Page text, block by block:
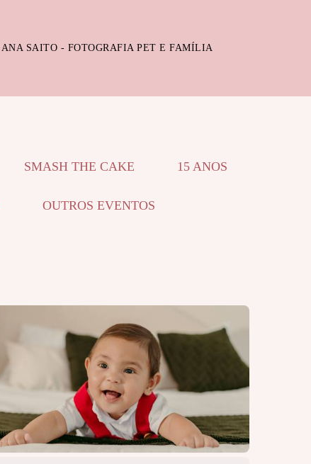
ANA SAITO - FOTOGRAFIA PET E FAMÍLIA
SMASH THE CAKE 15 ANOS
OUTROS EVENTOS